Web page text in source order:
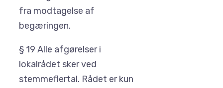
fra modtagelse af
begæringen.
§ 19 Alle afgørelser i
lokalrådet sker ved
stemmeflertal. Rådet er kun